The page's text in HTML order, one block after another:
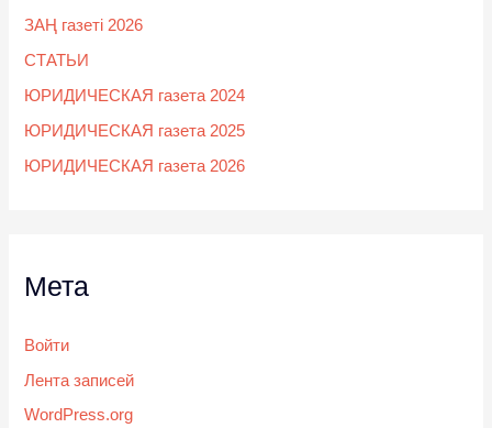
ЗАҢ газеті 2026
СТАТЬИ
ЮРИДИЧЕСКАЯ газета 2024
ЮРИДИЧЕСКАЯ газета 2025
ЮРИДИЧЕСКАЯ газета 2026
Мета
Войти
Лента записей
WordPress.org